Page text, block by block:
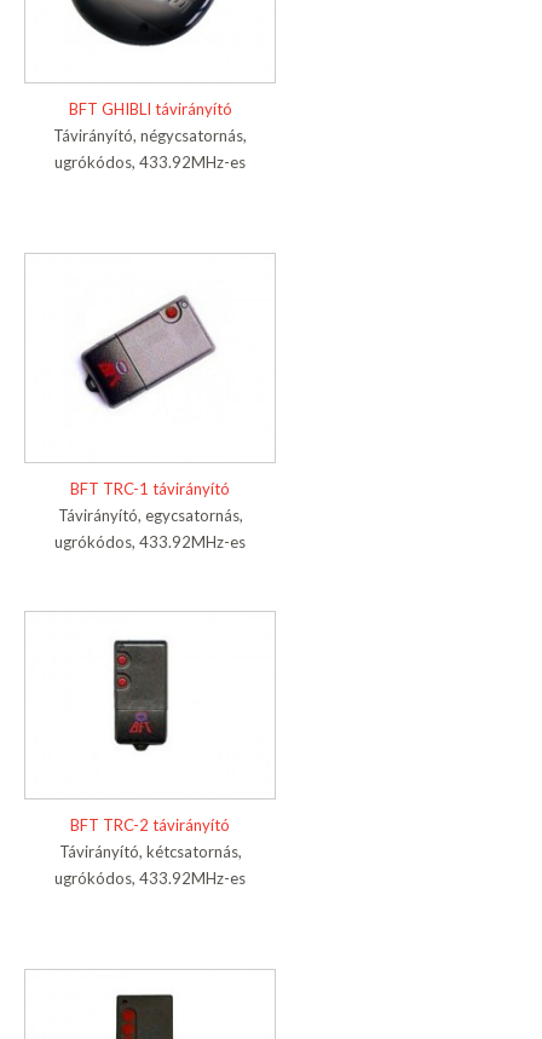
BFT GHIBLI távirányító
Távirányító, négycsatornás,
ugrókódos, 433.92MHz-es
BFT TRC-1 távirányító
Távirányító, egycsatornás,
ugrókódos, 433.92MHz-es
BFT TRC-2 távirányító
Távirányító, kétcsatornás,
ugrókódos, 433.92MHz-es